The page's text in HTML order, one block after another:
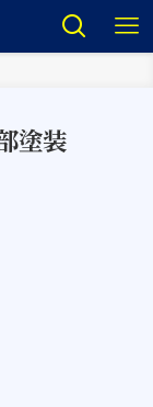
塗装